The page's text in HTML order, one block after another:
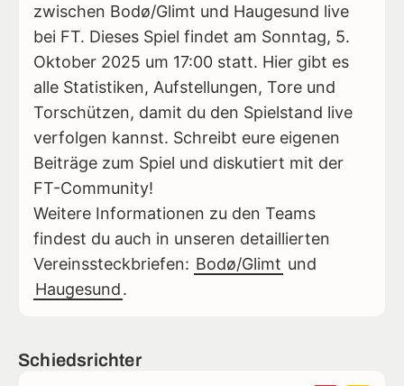
zwischen Bodø/Glimt und Haugesund live
bei FT. Dieses Spiel findet am Sonntag, 5.
Oktober 2025 um 17:00 statt. Hier gibt es
alle Statistiken, Aufstellungen, Tore und
Torschützen, damit du den Spielstand live
verfolgen kannst. Schreibt eure eigenen
Beiträge zum Spiel und diskutiert mit der
FT-Community!
Weitere Informationen zu den Teams
findest du auch in unseren detaillierten
Vereinssteckbriefen: Bodø/Glimt und
Haugesund.
Schiedsrichter